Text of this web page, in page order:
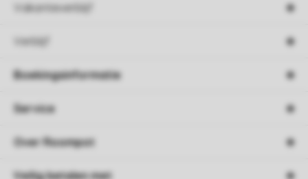
Vakantieverblijf
Verblijf
Boekingsinformatie
Service
Over Roompot
Veilig betalen met